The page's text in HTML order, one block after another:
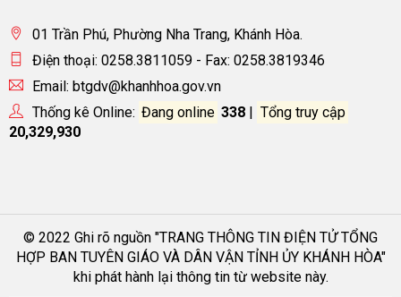
01 Trần Phú, Phường Nha Trang, Khánh Hòa.
Điện thoại: 0258.3811059 - Fax: 0258.3819346
Email: btgdv@khanhhoa.gov.vn
Thống kê Online: Đang online 338 | Tổng truy cập
20,329,930
© 2022 Ghi rõ nguồn "TRANG THÔNG TIN ĐIỆN TỬ TỔNG
HỢP BAN TUYÊN GIÁO VÀ DÂN VẬN TỈNH ỦY KHÁNH HÒA"
khi phát hành lại thông tin từ website này.